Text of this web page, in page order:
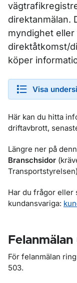
direktanmälan.
myndighet
direktåtkomst/
köper
Visa
Här kan du hitta
driftavbrott,
Längre ner på
Branschsidor
Har du frågor eller
kundansvariga:
För felanmälan
503.